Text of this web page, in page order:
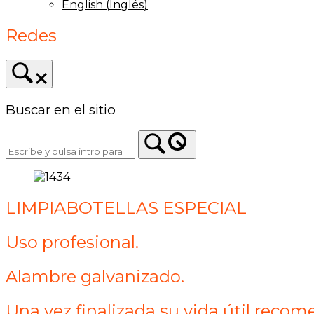
English (Inglés)
Redes
Buscar en el sitio
LIMPIABOTELLAS ESPECIAL
Uso profesional.
Alambre galvanizado.